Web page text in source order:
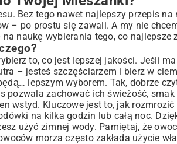
Bez tego nawet najlepszy przepis
– po prostu się zawali. A my nie
naukę wybierania tego, co najlepsze
to, co jest lepszej jakości. Jeśli
– jesteś szczęściarzem i bierz w
lepszym wyborem. Tak, dobrze
pozwala zachować ich świeżość,
wstyd. Kluczowe jest to, jak
na kilka godzin lub całą noc.
użyć zimnej wody. Pamiętaj, że
morza często zakłada użycie